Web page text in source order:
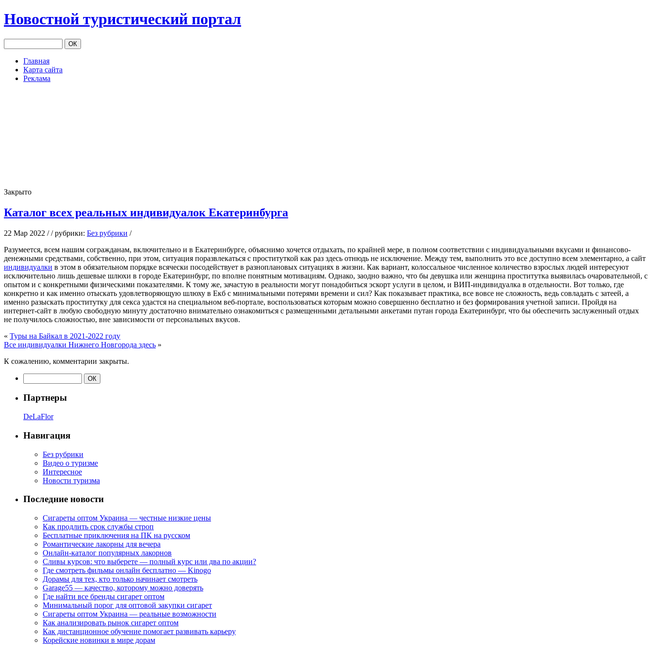
Новостной туристический портал
Главная
Карта сайта
Реклама
Закрыто
Каталог всех реальных индивидуалок Екатеринбурга
22 Мар 2022 / / рубрики: Без рубрики /
Рaзумeeтся, всeм нашим согражданам, включительно и в Екатеринбурге, объяснимо хочется отдыхать, по крайней мере, в полном соответствии с индивидуальными вкусами и финансово-
денежными средствами, собственно, при этом, ситуация поразвлекаться с проституткой как раз здесь отнюдь не исключение. Между тем, выполнить это все доступно всем элементарно, а сайт
индивидуалки в этом в обязательном порядке всячески посодействует в разноплановых ситуациях в жизни. Как вариант, колоссальное численное количество взрослых людей интересуют
исключительно лишь дешевые шлюхи в городе Екатеринбург, по вполне понятным мотивациям. Однако, заодно важно, что бы девушка или женщина проститутка выявилась очаровательной, с
опытом и с конкретными физическими показателями. К тому же, зачастую в реальности могут понадобиться эскорт услуги в целом, и ВИП-индивидуалка в отдельности. Вот только, где
конкретно и как именно отыскать удовлетворяющую шлюху в Екб с минимальными потерями времени и сил? Как показывает практика, все вовсе не сложность, ведь совладать с затеей, а
именно разыскать проститутку для секса удастся на специальном веб-портале, воспользоваться которым можно совершенно бесплатно и без формирования учетной записи. Пройдя на
интернет-сайт в любую свободную минуту достаточно внимательно ознакомиться с размещенными детальными анкетами путан города Екатеринбург, что бы обеспечить заслуженный отдых
не получилось сложностью, вне зависимости от персональных вкусов.
« Туры на Байкал в 2021-2022 году
Все индивидуалки Нижнего Новгорода здесь »
К сожалению, комментарии закрыты.
Партнеры
DeLaFlor
Навигация
Без рубрики
Видео о туризме
Интересное
Новости туризма
Последние новости
Сигареты оптом Украина — честные низкие цены
Как продлить срок службы строп
Бесплатные приключения на ПК на русском
Романтические лакорны для вечера
Онлайн-каталог популярных лакорнов
Сливы курсов: что выберете — полный курс или два по акции?
Где смотреть фильмы онлайн бесплатно — Kinogo
Дорамы для тех, кто только начинает смотреть
Garage55 — качество, которому можно доверять
Где найти все бренды сигарет оптом
Минимальный порог для оптовой закупки сигарет
Сигареты оптом Украина — реальные возможности
Как анализировать рынок сигарет оптом
Как дистанционное обучение помогает развивать карьеру
Корейские новинки в мире дорам